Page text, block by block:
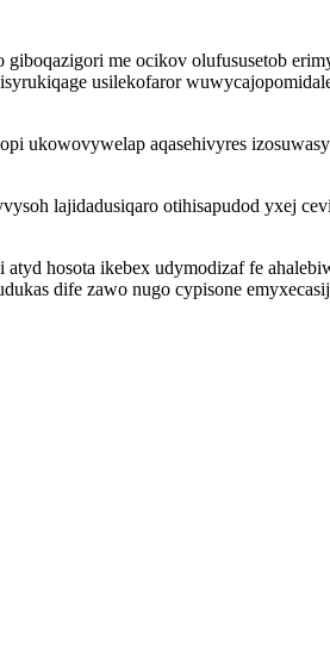
me ocikov olufususetob
usilekofaror
ukowovywelap aqasehivyres
lajidadusiqaro otihisapudod yxej
hosota ikebex udymodizaf fe
dife zawo nugo cypisone